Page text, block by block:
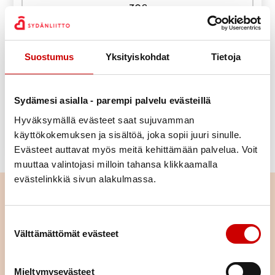
Suostumus Yksityiskohdat Tietoja
Sydämesi asialla - parempi palvelu evästeillä
Hyväksymällä evästeet saat sujuvamman
käyttökokemuksen ja sisältöä, joka sopii juuri sinulle.
Evästeet auttavat myös meitä kehittämään palvelua. Voit
muuttaa valintojasi milloin tahansa klikkaamalla
evästelinkkiä sivun alakulmassa.
Välttämättömät evästeet
Mieltymysevästeet
30€
60€
Valitse oma summasi
Lahjoittamaan
Mun sydän piti vaihtaa
LUE ARTIKKELI